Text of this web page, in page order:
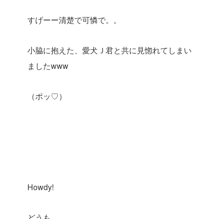
すげーー清楚で可憐で。。
小脇に抱えた、愛犬Ｊ君と共に見惚れてしまい
ましたwww
（ポッ♡）
Howdy!